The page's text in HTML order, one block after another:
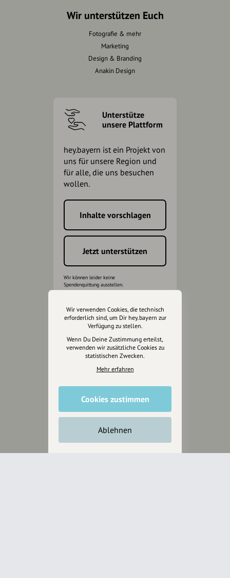
Wir unterstützen Euch
Fotografie & mehr
Marketing
Design & Branding
Anakin Design
Unterstütze
unsere Plattform
hey.bayern ist ein Projekt von
uns für unsere Region und
für alle, die uns besuchen
wollen.
Inhalte vorschlagen
Jetzt unterstützen
Wir können leider keine
Spendenquittung ausstellen.
Wir verwenden Cookies, die technisch
erforderlich sind, um Dir hey.bayern zur
Verfügung zu stellen.
Wenn Du Deine Zustimmung erteilst,
verwenden wir zusätzliche Cookies zu
statistischen Zwecken.
Mehr erfahren
Cookies zustimmen
Ablehnen